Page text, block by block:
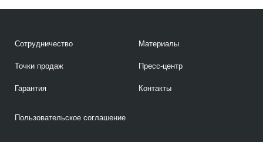
Сотрудничество
Точки продаж
Гарантия
Материалы
Пресс-центр
Контакты
Пользовательское соглашение